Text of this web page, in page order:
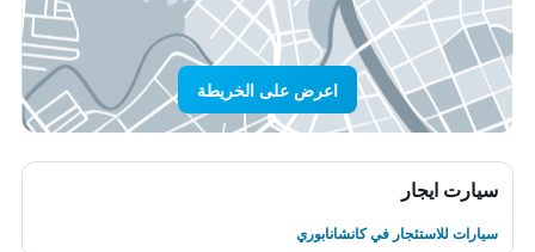
اعرض على الخريطة
سيارت ايجار
سيارات للاستئجار في كانشانابوري